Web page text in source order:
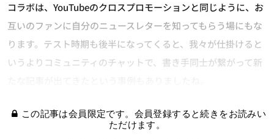
コラボは、YouTubeのクロスプロモーションと同じように、お
互いのファンに自分のニュースレターを知ってもらう場にもな
ります。テスト時期も後半になってくると、我々が仕掛けると
いうよりコミュニティのチャットで、書き手同士が繋がって新
この記事は会員限定です。会員登録すると続きをお読みい
ただけます。